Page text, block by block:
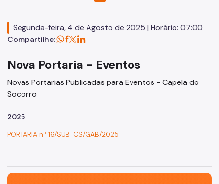
Licitações
Zeladoria Urbana
Segunda-feira, 4 de Agosto de 2025 | Horário: 07:00
Compartilhe:
Nova Portaria - Eventos
Novas Portarias Publicadas para Eventos - Capela do
Socorro
2025
PORTARIA nº 16/SUB-CS/GAB/2025
São Paulo, cidade inteligente, resiliente e sustentável